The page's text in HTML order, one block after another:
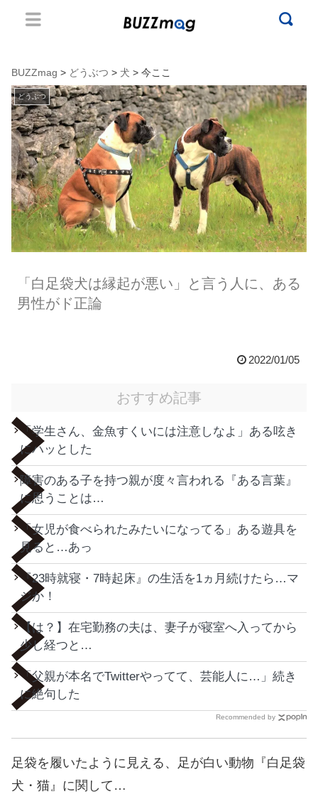
BUZZmag > どうぶつ > 犬 > 今ここ
どうぶつ
「白足袋犬は縁起が悪い」と言う人に、ある
男性がド正論
2022/01/05
おすすめ記事
「学生さん、金魚すくいには注意しなよ」ある呟き
にハッとした
障害のある子を持つ親が度々言われる『ある言葉』
に思うことは…
「女児が食べられたみたいになってる」ある遊具を
見ると…あっ
『23時就寝・7時起床』の生活を1ヵ月続けたら…マ
ジか！
【は？】在宅勤務の夫は、妻子が寝室へ入ってから
少し経つと…
「父親が本名でTwitterやってて、芸能人に…」続き
に絶句した
Recommended by
足袋を履いたように見える、足が白い動物『白足袋
犬・猫』に関して…